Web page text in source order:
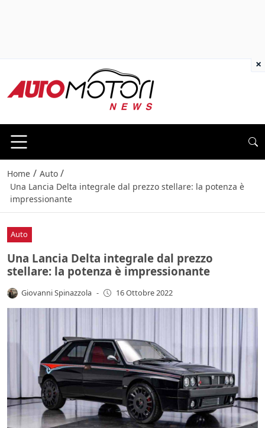
Home / Auto /
Una Lancia Delta integrale dal prezzo stellare: la potenza è
impressionante
Auto
Una Lancia Delta integrale dal prezzo
stellare: la potenza è impressionante
Giovanni Spinazzola - 16 Ottobre 2022
×